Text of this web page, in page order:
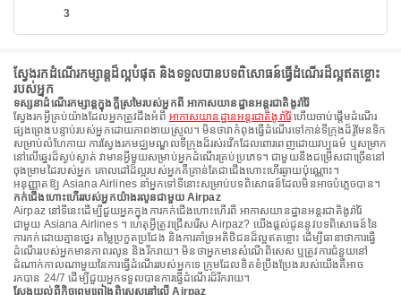
3
ស្វែងរកដំណើរកម្សាន្តដ៏ល្អបំផុត និងទទួលបានបទពិសោធន៍ធ្វើដំណើរដ៏ល្អឥតខ្ចោះ
របស់អ្នក
ទស្សនាដំណើរកម្សាន្តក្នុងក្តីស្រមៃរបស់អ្នកពី អាកាសយានដ្ឋានអន្តរជាតិងូរ៉ារ៉ៃ
ស្វែងរកអ្វីគ្រប់យ៉ាងដែលអ្នកត្រូវដឹងអំពី អាកាសយានដ្ឋានអន្តរជាតិងូរ៉ារ៉ៃហើយចាប់ផ្តើមដំណើរ
ផ្សងព្រេងបន្ទាប់របស់អ្នកដោយភាពងាយស្រួល។ មិនថាវាកំពុងធ្វើដំណើរទៅកាន់ទីក្រុងដ៏រ៉ូមែនទិក
សម្រាប់លំហែកាយ ការស្វែងរកមជ្ឈមណ្ឌលទីក្រុងដ៏រស់រវើកដែលពោរពេញដោយវប្បធម៌ ឬសម្រាក
នៅលើឆ្នេរដ៏ស្ងប់ស្ងាត់ វាមានអ្វីមួយសម្រាប់អ្នកដំណើរគ្រប់ប្រភេទ។ ជាមួយនឹងជម្រើសជាច្រើននៅ
ចុងម្រាមដៃរបស់អ្នក គោលដៅដ៏ល្អរបស់អ្នកគឺគ្រាន់តែជាជើងហោះហើរឆ្ងាយប៉ុណ្ណោះ។
អនុញ្ញាតឱ្យ Asiana Airlines នាំអ្នកទៅទីនោះសម្រាប់បទពិសោធន៍ដែលមិនអាចបំភ្លេចបាន។
កក់ជើងហោះហើររបស់អ្នកយ៉ាងរលូនជាមួយ Airpaz
Airpaz នៅទីនេះដើម្បីជួយអ្នកក្នុងការកក់ជើងហោះហើរពី អាកាសយានដ្ឋានអន្តរជាតិងូរ៉ារ៉ៃ
ជាមួយ Asiana Airlines ។ ហេតុអ្វីត្រូវជ្រើសរើស Airpaz? យើងផ្តល់ជូននូវបទពិសោធន៍នៃ
ការកក់ដោយគ្មានថ្នេរ តម្លៃប្រកួតប្រជែង និងការគាំទ្រអតិថិជនដ៏ល្អឥតខ្ចោះ ដើម្បីធានាថាការធ្វើ
ដំណើររបស់អ្នកមានភាពរលូន និងរីករាយ។ មិនថាអ្នកមានសំណើពិសេស ឬត្រូវការជំនួយនៅ
ដំណាក់កាលណាមួយនៃការធ្វើដំណើររបស់អ្នកទេ ក្រុមដែលខិតខំប្រឹងប្រែងរបស់យើងគឺអាច
រកបាន 24/7 ដើម្បីជួយអ្នកទទួលបានការធ្វើដំណើរដ៏រីករាយ។
ស្វែងយល់ពីកិច្ចព្រមព្រៀងពិសេសនៅលើ Airpaz